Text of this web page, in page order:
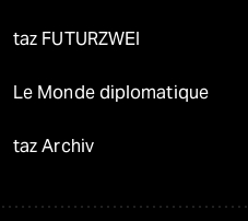
taz FUTURZWEI
Le Monde diplomatique
taz Archiv